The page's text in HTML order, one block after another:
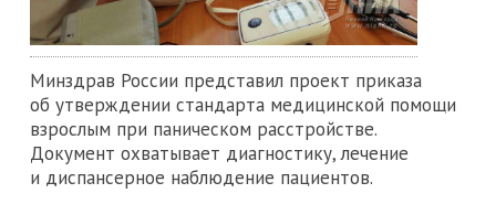
Минздрав России представил проект приказа
об утверждении стандарта медицинской помощи
взрослым при паническом расстройстве.
Документ охватывает диагностику, лечение
и диспансерное наблюдение пациентов.